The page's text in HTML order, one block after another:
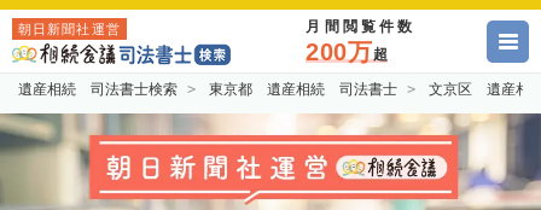
朝日新聞社運営 月間閲覧件数
200万超
遺産相続 司法書士検索 東京都 遺産相続 司法書士 文京区 遺産相